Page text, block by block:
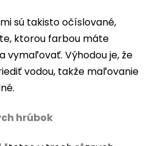
sú takisto očíslované,
ktorou farbou máte
vymaľovať. Výhodou je, že
vodou, takže maľovanie
hrúbok